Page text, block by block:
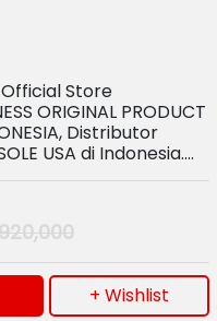
Store
ORIGINAL PRODUCT
Distributor
USA di Indonesia.…
+ Wishlist